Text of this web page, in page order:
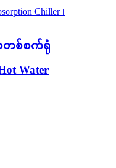
တစ်စက်ရုံ
Water